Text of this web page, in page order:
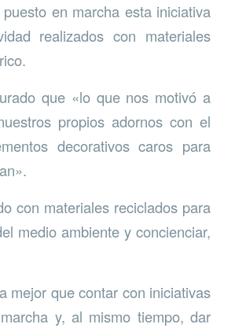
en marcha esta iniciativa
realizados con materiales
que «lo que nos motivó a
propios adornos con el
decorativos caros para
con materiales reciclados para
medio ambiente y concienciar,
mejor que contar con iniciativas
y, al mismo tiempo, dar